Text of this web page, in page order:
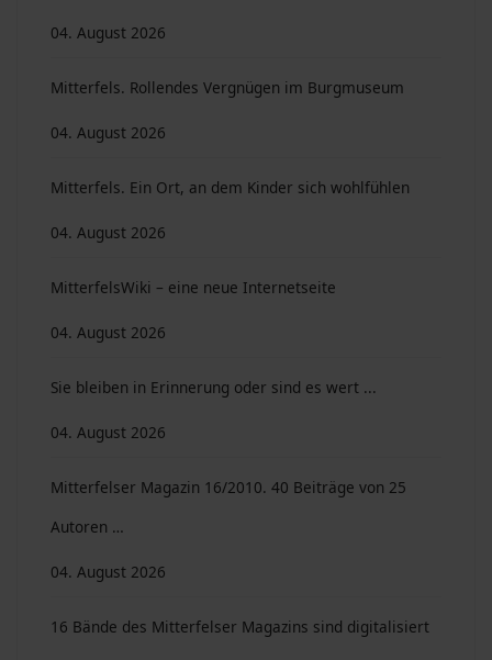
04. August 2026
Mitterfels. Rollendes Vergnügen im Burgmuseum
04. August 2026
Mitterfels. Ein Ort, an dem Kinder sich wohlfühlen
04. August 2026
MitterfelsWiki – eine neue Internetseite
04. August 2026
Sie bleiben in Erinnerung oder sind es wert ...
04. August 2026
Mitterfelser Magazin 16/2010. 40 Beiträge von 25
Autoren …
04. August 2026
16 Bände des Mitterfelser Magazins sind digitalisiert